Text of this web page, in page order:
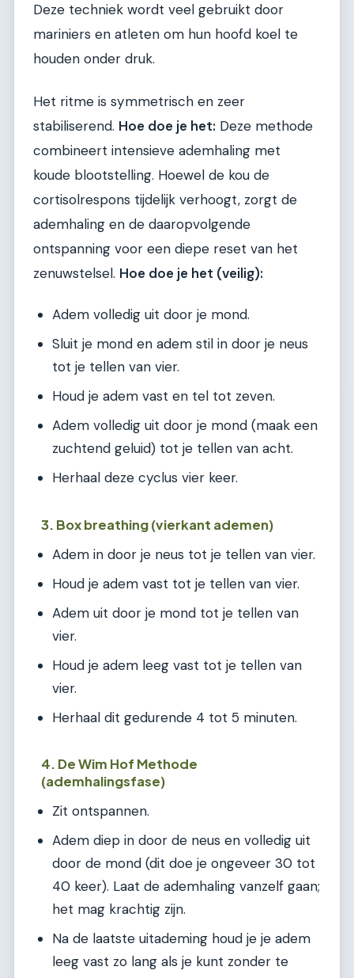
Deze techniek wordt veel gebruikt door
mariniers en atleten om hun hoofd koel te
houden onder druk.
Het ritme is symmetrisch en zeer
stabiliserend. Hoe doe je het: Deze methode
combineert intensieve ademhaling met
koude blootstelling. Hoewel de kou de
cortisolrespons tijdelijk verhoogt, zorgt de
ademhaling en de daaropvolgende
ontspanning voor een diepe reset van het
zenuwstelsel. Hoe doe je het (veilig):
Adem volledig uit door je mond.
Sluit je mond en adem stil in door je neus
tot je tellen van vier.
Houd je adem vast en tel tot zeven.
Adem volledig uit door je mond (maak een
zuchtend geluid) tot je tellen van acht.
Herhaal deze cyclus vier keer.
3. Box breathing (vierkant ademen)
Adem in door je neus tot je tellen van vier.
Houd je adem vast tot je tellen van vier.
Adem uit door je mond tot je tellen van
vier.
Houd je adem leeg vast tot je tellen van
vier.
Herhaal dit gedurende 4 tot 5 minuten.
4. De Wim Hof Methode
(ademhalingsfase)
Zit ontspannen.
Adem diep in door de neus en volledig uit
door de mond (dit doe je ongeveer 30 tot
40 keer). Laat de ademhaling vanzelf gaan;
het mag krachtig zijn.
Na de laatste uitademing houd je je adem
leeg vast zo lang als je kunt zonder te